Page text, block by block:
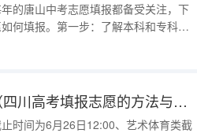
的唐山中考志愿填报都备受关注，下
何填报。第一步：了解本科和专科在
科和专科的区别。本科要求中考成绩
四川高考填报志愿时间（四川高考填报志愿的方法与步骤）
时间为6月26日12:00、艺术体育类截